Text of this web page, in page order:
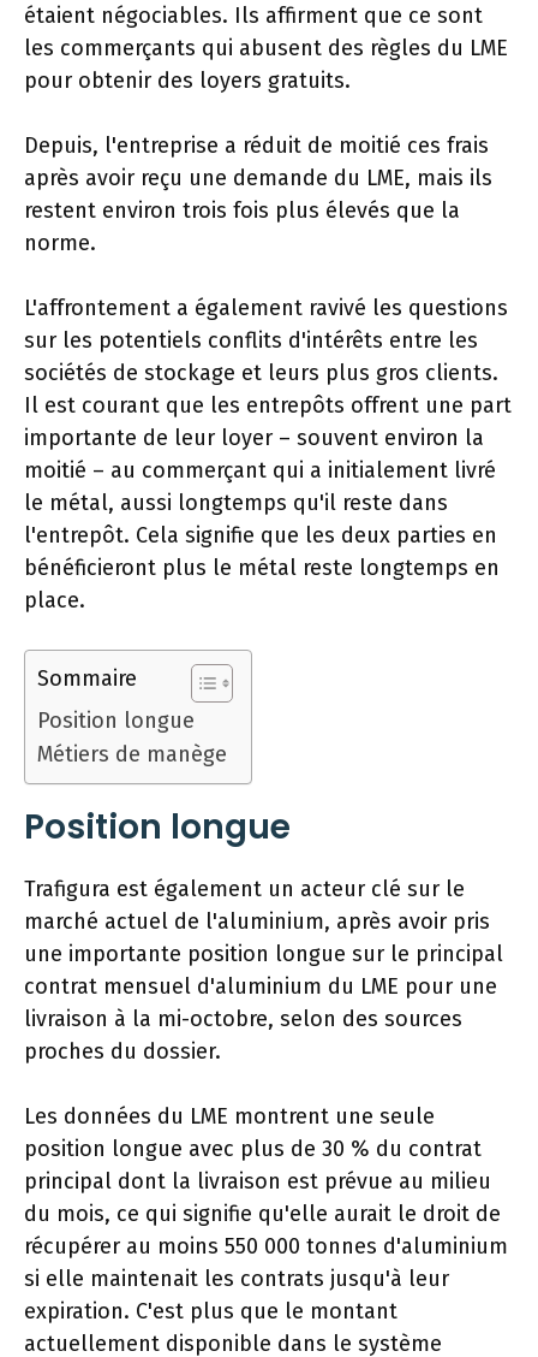
étaient négociables. Ils affirment que ce sont
les commerçants qui abusent des règles du LME
pour obtenir des loyers gratuits.
Depuis, l'entreprise a réduit de moitié ces frais
après avoir reçu une demande du LME, mais ils
restent environ trois fois plus élevés que la
norme.
L'affrontement a également ravivé les questions
sur les potentiels conflits d'intérêts entre les
sociétés de stockage et leurs plus gros clients.
Il est courant que les entrepôts offrent une part
importante de leur loyer – souvent environ la
moitié – au commerçant qui a initialement livré
le métal, aussi longtemps qu'il reste dans
l'entrepôt. Cela signifie que les deux parties en
bénéficieront plus le métal reste longtemps en
place.
Sommaire
Position longue
Métiers de manège
Position longue
Trafigura est également un acteur clé sur le
marché actuel de l'aluminium, après avoir pris
une importante position longue sur le principal
contrat mensuel d'aluminium du LME pour une
livraison à la mi-octobre, selon des sources
proches du dossier.
Les données du LME montrent une seule
position longue avec plus de 30 % du contrat
principal dont la livraison est prévue au milieu
du mois, ce qui signifie qu'elle aurait le droit de
récupérer au moins 550 000 tonnes d'aluminium
si elle maintenait les contrats jusqu'à leur
expiration. C'est plus que le montant
actuellement disponible dans le système